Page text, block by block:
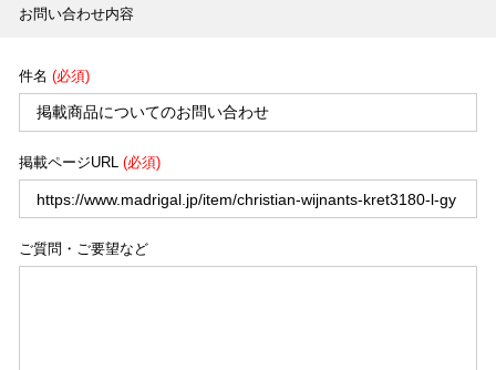
お問い合わせ内容
件名 (必須)
掲載ページURL (必須)
ご質問・ご要望など